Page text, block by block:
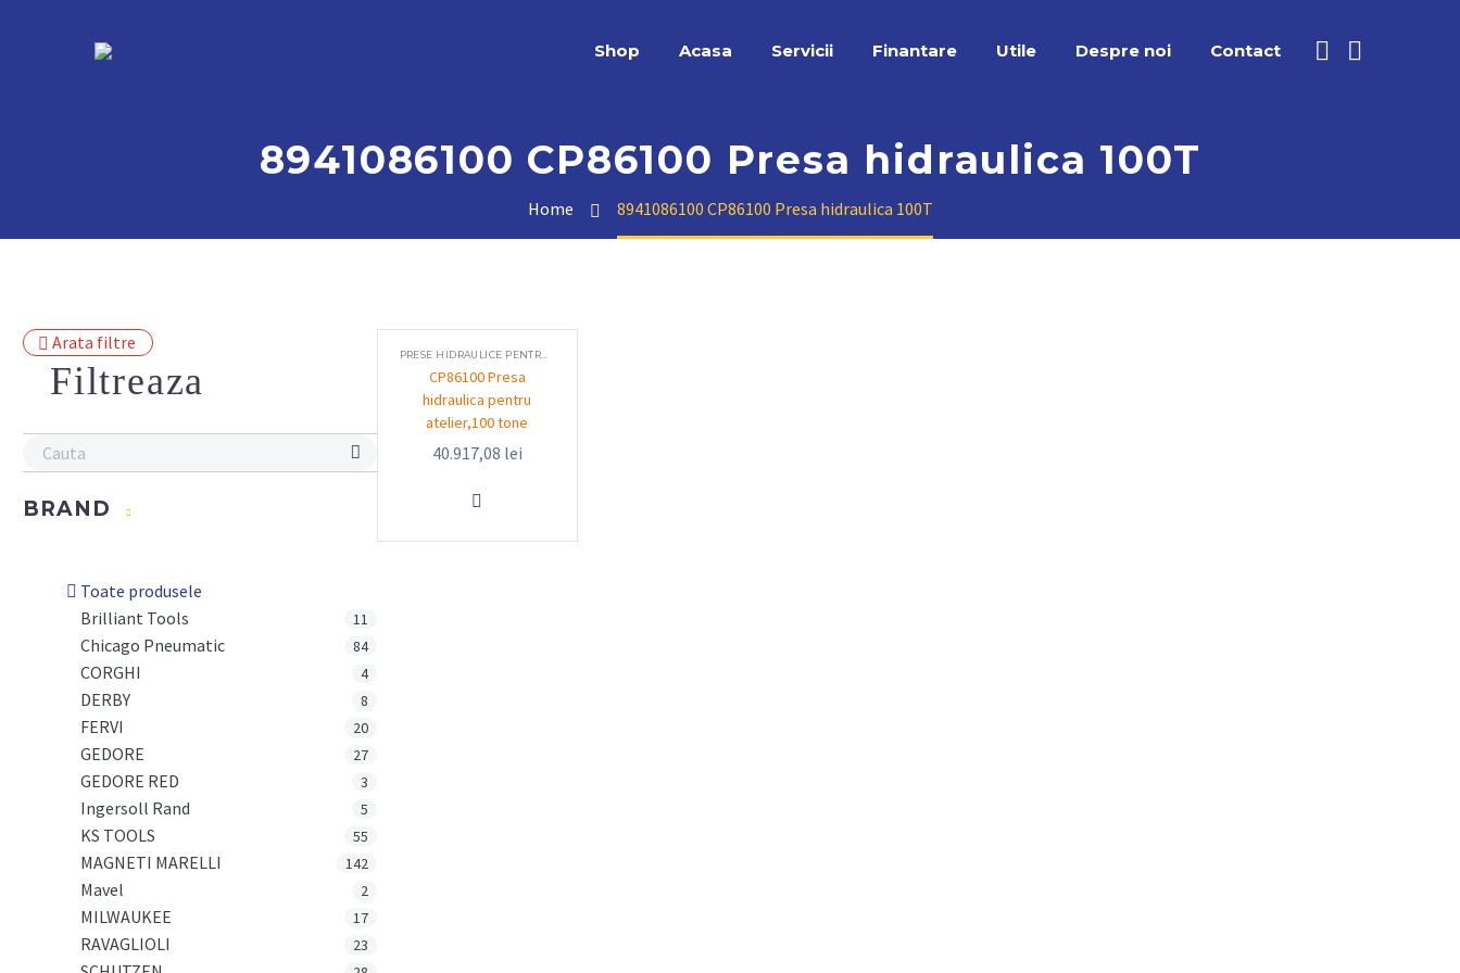
Shop Acasa Servicii Finantare Utile Despre noi Contact
8941086100 CP86100 Presa hidraulica 100T
Home 8941086100 CP86100 Presa hidraulica 100T
Arata filtre
Filtreaza
BRAND
Toate produsele
Brilliant Tools
11
Chicago Pneumatic 84
CORGHI 4
DERBY 8
FERVI 20
GEDORE 27
GEDORE RED 3
Ingersoll Rand 5
KS TOOLS 55
MAGNETI MARELLI 142
Mavel 2
MILWAUKEE 17
RAVAGLIOLI 23
CP86100 Presa
hidraulica pentru
atelier,100 tone
40.917,08 lei
